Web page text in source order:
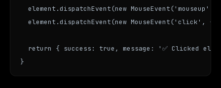
element.dispatchEvent(new MouseEvent('mouseup',
element.dispatchEvent(new MouseEvent('click', {
return { success: true, message: '✅ Clicked
}